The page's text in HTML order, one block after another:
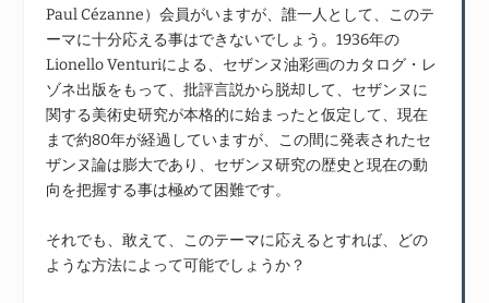
Paul Cézanne）会員がいますが、誰一人として、このテ
ーマに十分応える事はできないでしょう。1936年の
Lionello Venturiによる、セザンヌ油彩画のカタログ・レ
ゾネ出版をもって、批評言説から脱却して、セザンヌに
関する美術史研究が本格的に始まったと仮定して、現在
まで約80年が経過していますが、この間に発表されたセ
ザンヌ論は膨大であり、セザンヌ研究の歴史と現在の動
向を把握する事は極めて困難です。
それでも、敢えて、このテーマに応えるとすれば、どの
ような方法によって可能でしょうか？